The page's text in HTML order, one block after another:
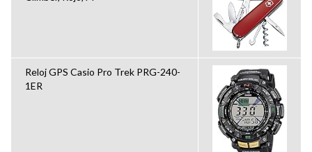
Reloj GPS Casio Pro Trek PRG-240-
1ER